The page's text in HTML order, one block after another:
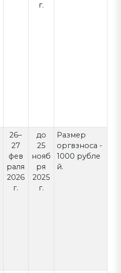
г.
26–
27
фев
раля
2026
г.
до
25
нояб
ря
2025
г.
Размер
оргвзноса -
1000 рубле
й.